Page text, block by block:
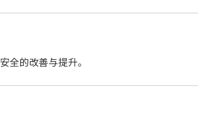
全的改善与提升。